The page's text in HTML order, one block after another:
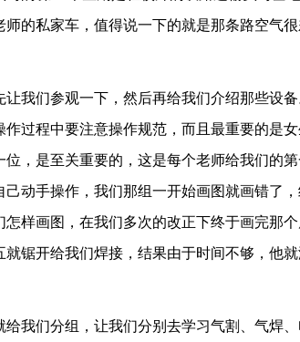
师的私家车，值得说一下的就是那条路空气
让我们参观一下，然后再给我们介绍那些设
作过程中要注意操作规范，而且最重要的是
位，是至关重要的，这是每个老师给我们的
己动手操作，我们那组一开始画图就画错了
怎样画图，在我们多次的改正下终于画完那
就锯开给我们焊接，结果由于时间不够，他
给我们分组，让我们分别去学习气割、气焊